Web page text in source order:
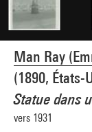
Man Ray
(1890, États-
Statue dans
vers 1931